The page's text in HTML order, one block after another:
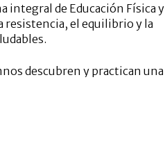
integral de Educación Física y
resistencia, el equilibrio y la
descubren y practican una